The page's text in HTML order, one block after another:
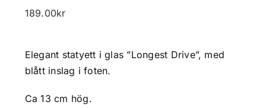
189.00kr
Elegant statyett i glas ”Longest Drive”, med
blått inslag i foten.
Ca 13 cm hög.